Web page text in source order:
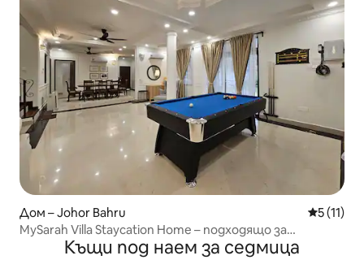
Дом – Johor Bahru Средна
5 (11)
MySarah Villa Staycation Home – подходящо за
мюсюлманиКъщи под наем за седмица